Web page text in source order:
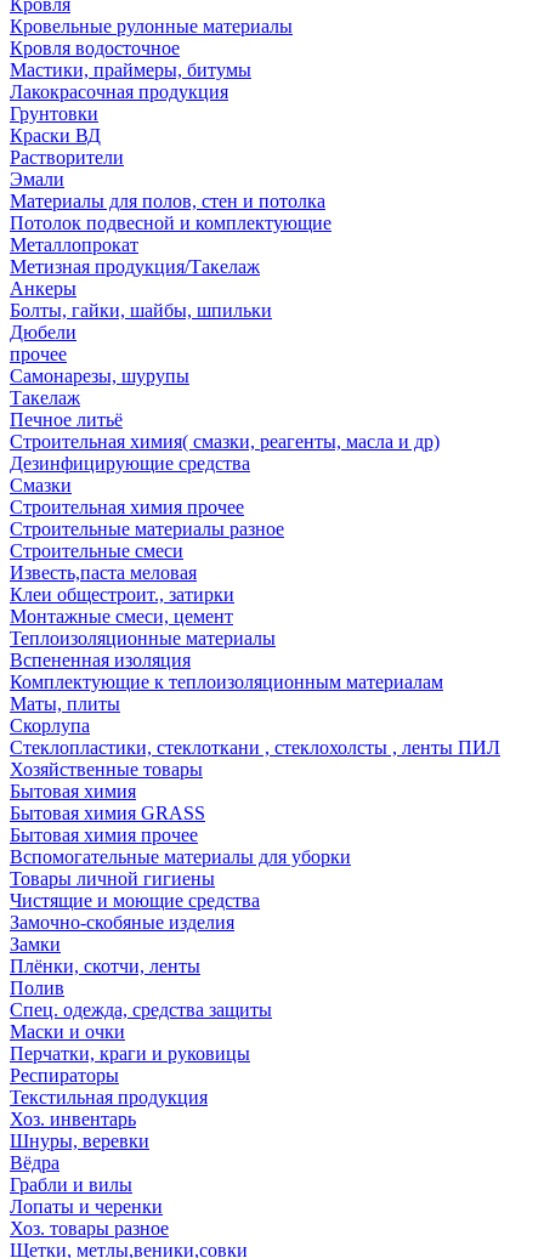
Кровля
Кровельные рулонные материалы
Кровля водосточное
Мастики, праймеры, битумы
Лакокрасочная продукция
Грунтовки
Краски ВД
Растворители
Эмали
Материалы для полов, стен и потолка
Потолок подвесной и комплектующие
Металлопрокат
Метизная продукция/Такелаж
Анкеры
Болты, гайки, шайбы, шпильки
Дюбели
прочее
Самонарезы, шурупы
Такелаж
Печное литьё
Строительная химия( смазки, реагенты, масла и др)
Дезинфицирующие средства
Смазки
Строительная химия прочее
Строительные материалы разное
Строительные смеси
Известь,паста меловая
Клеи общестроит., затирки
Монтажные смеси, цемент
Теплоизоляционные материалы
Вспененная изоляция
Комплектующие к теплоизоляционным материалам
Маты, плиты
Скорлупа
Стеклопластики, стеклоткани , стеклохолсты , ленты ПИЛ
Хозяйственные товары
Бытовая химия
Бытовая химия GRASS
Бытовая химия прочее
Вспомогательные материалы для уборки
Товары личной гигиены
Чистящие и моющие средства
Замочно-скобяные изделия
Замки
Плёнки, скотчи, ленты
Полив
Спец. одежда, средства защиты
Маски и очки
Перчатки, краги и руковицы
Респираторы
Текстильная продукция
Хоз. инвентарь
Шнуры, веревки
Вёдра
Грабли и вилы
Лопаты и черенки
Хоз. товары разное
Щетки, метлы,веники,совки